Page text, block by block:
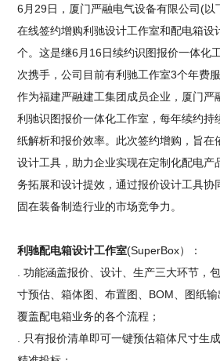
6月29日，厦门严融电气设备有限公司(以
在线签约增购利驰设计工作室和配电箱设
个。这是继6月16日续约识图报价一体化
次携手，公司目前有利驰工作室3个年费服
作为福建严融建工集团成员企业，厦门严
利驰识图报价一体化工作室，每年续约持
纸解析和报价效率。此次签约增购，旨在
设计工具，助力企业实现在定制化配电产
务拓展和设计提效，通过报价设计工具协
固在装备制造行业的市场竞争力。
利驰配电箱设计工作室(SuperBox）：
. 功能涵盖报价、设计、生产三大环节，
寸预估、箱体图、布置图、BOM、图纸
覆盖配电箱业务的各个流程；
. 只有报价清单即可一键预估箱体尺寸生